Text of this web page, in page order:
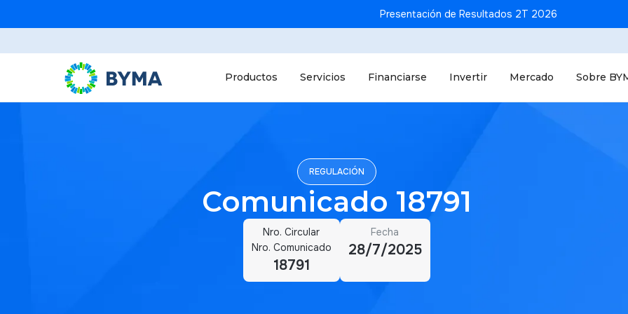
Presentación de Resultados 2T 2026
Productos Servicios Financiarse Invertir Mercado Sobre
REGULACIÓN
Comunicado 18791
Nro. Circular
Nro. Comunicado
18791
Fecha
28/7/2025